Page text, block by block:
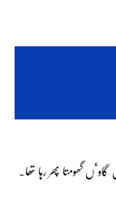
گھومتا پھر رہا تھا۔